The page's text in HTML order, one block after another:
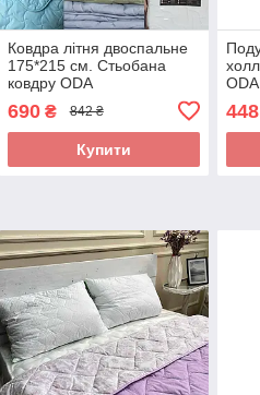
Ковдра літня двоспальне
175*215 см. Стьобана
ковдру ODA
690₴ 842 ₴
Купити
448